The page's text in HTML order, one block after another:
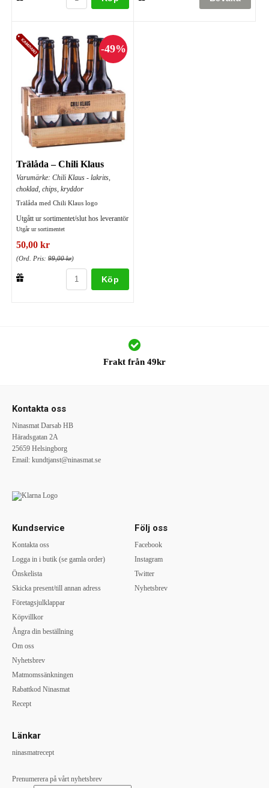
Trälåda – Chili Klaus
Varumärke: Chili Klaus - lakrits,
choklad, chips, kryddor
Trälåda med Chili Klaus logo
Utgått ur sortimentet/slut hos leverantör
Utgår ur sortimentet
50,00 kr
(Ord. Pris: 99,00 kr)
Köp
Frakt från 49kr
Kontakta oss
Ninasmat Darsab HB
Häradsgatan 2A
25659 Helsingborg
Email: kundtjanst@ninasmat.se
Kundservice
Kontakta oss
Logga in i butik (se gamla order)
Önskelista
Skicka present/till annan adress
Företagsjulklappar
Köpvillkor
Ångra din beställning
Om oss
Nyhetsbrev
Matmomssänkningen
Rabattkod Ninasmat
Recept
Följ oss
Facebook
Instagram
Twitter
Nyhetsbrev
Länkar
ninasmatrecept
Prenumerera på vårt nyhetsbrev